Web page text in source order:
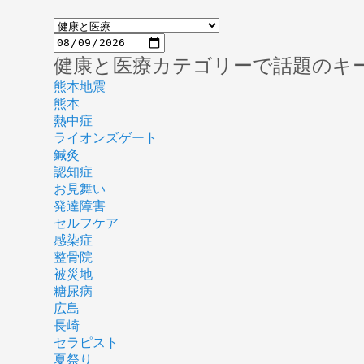
健康と医療カテゴリーで話題のキ
熊本地震
熊本
熱中症
ライオンズゲート
鍼灸
認知症
お見舞い
発達障害
セルフケア
感染症
整骨院
被災地
糖尿病
広島
長崎
セラピスト
夏祭り